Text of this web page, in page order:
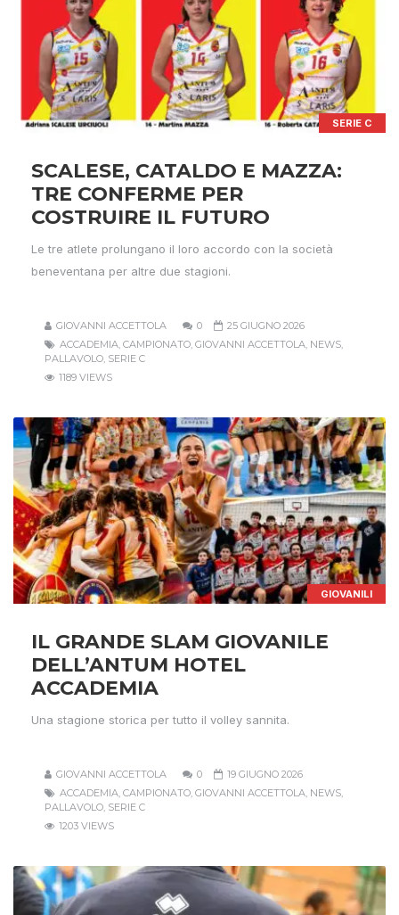
SERIE C
SCALESE, CATALDO E MAZZA:
TRE CONFERME PER
COSTRUIRE IL FUTURO
Le tre atlete prolungano il loro accordo con la società
beneventana per altre due stagioni.
GIOVANNI ACCETTOLA 0
25 GIUGNO 2026
ACCADEMIA, CAMPIONATO, GIOVANNI ACCETTOLA, NEWS,
PALLAVOLO, SERIE C
1189 VIEWS
GIOVANILI
IL GRANDE SLAM GIOVANILE
DELL’ANTUM HOTEL
ACCADEMIA
Una stagione storica per tutto il volley sannita.
GIOVANNI ACCETTOLA 0
19 GIUGNO 2026
ACCADEMIA, CAMPIONATO, GIOVANNI ACCETTOLA, NEWS,
PALLAVOLO, SERIE C
1203 VIEWS